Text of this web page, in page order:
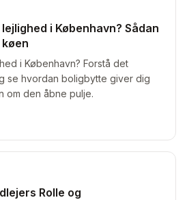
i København? Sådan
i København? Forstå det
se hvordan boligbytte giver dig
om den åbne pulje.
Rolle og